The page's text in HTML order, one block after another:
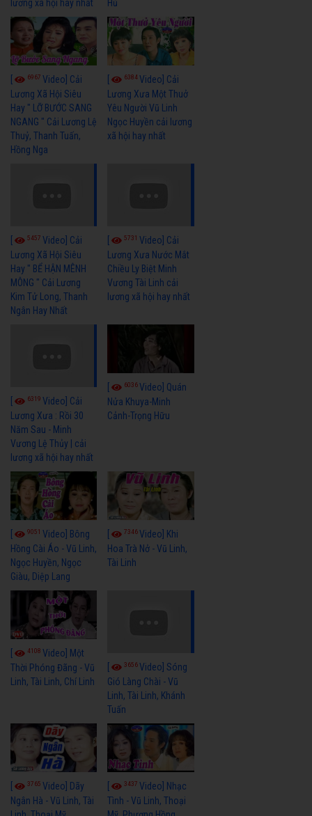
lương xã hội hay nhất
Hủ
6967 Video] Cải
Lương Xã Hội Siêu
Hay " LỠ BƯỚC SANG
NGANG " Cải Lương Lệ
Thuỷ, Thanh Tuấn,
Hồng Nga
6384Video] Cải
Lương Xưa Một Thuở
Yêu Người Vũ Linh
Ngọc Huyền cải lương
xã hội hay nhất
5457 Video] Cải
Lương Xã Hội Siêu
Hay " BỂ HẬN MÊNH
MÔNG " Cải Lương
Kim Tử Long, Thanh
Ngân Hay Nhất
5731Video] Cải
Lương Xưa Nước Mắt
Chiều Ly Biệt Minh
Vương Tài Linh cải
lương xã hội hay nhất
6319 Video] Cải
Lương Xưa : Rồi 30
Năm Sau - Minh
Vương Lệ Thủy | cải
lương xã hội hay nhất
6036Video] Quán
Nửa Khuya-Minh
Cảnh-Trọng Hữu
9051 Video] Bông
Hồng Cài Áo - Vũ Linh,
Ngọc Huyền, Ngọc
Giàu, Diệp Lang
7346Video] Khi
Hoa Trà Nở - Vũ Linh,
Tài Linh
4108 Video] Một
Thời Phóng Đãng - Vũ
Linh, Tài Linh, Chí Linh
3656Video] Sóng
Gió Làng Chài - Vũ
Linh, Tài Linh, Khánh
Tuấn
3765 Video] Dãy
Ngân Hà - Vũ Linh, Tài
3437Video] Nhạc
Tình - Vũ Linh, Thoại